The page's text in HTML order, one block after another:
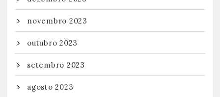
novembro 2023
outubro 2023
setembro 2023
agosto 2023